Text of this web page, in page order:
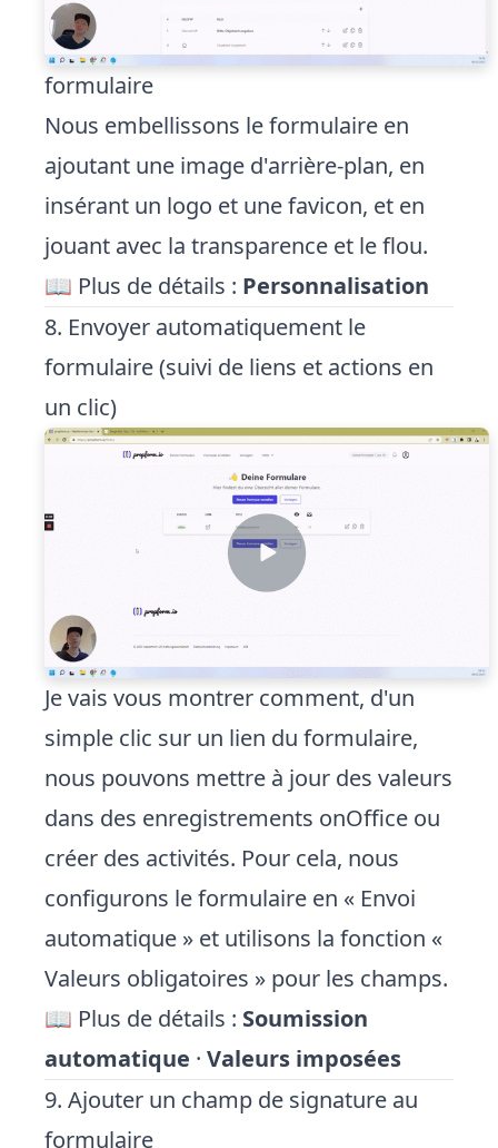
formulaire
Nous embellissons le formulaire en
ajoutant une image d'arrière-plan, en
insérant un logo et une favicon, et en
jouant avec la transparence et le flou.
📖 Plus de détails : Personnalisation
8. Envoyer automatiquement le
formulaire (suivi de liens et actions en
un clic)
Je vais vous montrer comment, d'un
simple clic sur un lien du formulaire,
nous pouvons mettre à jour des valeurs
dans des enregistrements onOffice ou
créer des activités. Pour cela, nous
configurons le formulaire en « Envoi
automatique » et utilisons la fonction «
Valeurs obligatoires » pour les champs.
📖 Plus de détails : Soumission
automatique · Valeurs imposées
9. Ajouter un champ de signature au
formulaire